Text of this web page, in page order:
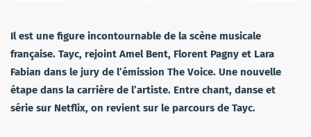
Il est une figure incontournable de la scène musicale
française. Tayc, rejoint Amel Bent, Florent Pagny et Lara
Fabian dans le jury de l’émission The Voice. Une nouvelle
étape dans la carrière de l’artiste. Entre chant, danse et
série sur Netflix, on revient sur le parcours de Tayc.